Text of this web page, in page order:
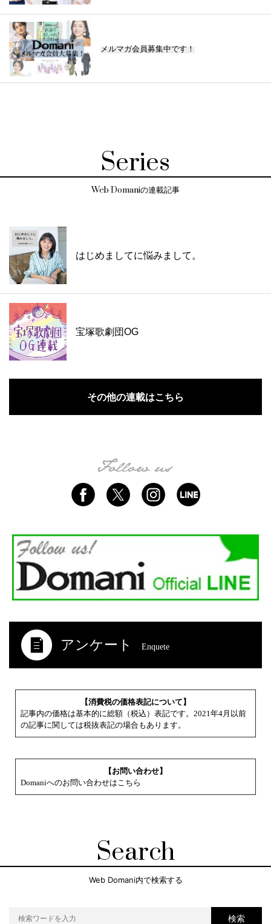
メルマガ会員募集中です！
Series
Web Domaniの連載記事
はじめましてに悩みまして。
宝塚歌劇団OG
その他の連載はこちら
アンケート Enquete
【消費税の価格表記について】
記事内の価格は基本的に総額（税込）表記です。2021年4月以前
の記事に関しては税抜表記の場合もあります。
【お問い合わせ】
Domaniへのお問い合わせはこちら
Search
Web Domani内で検索する
検索